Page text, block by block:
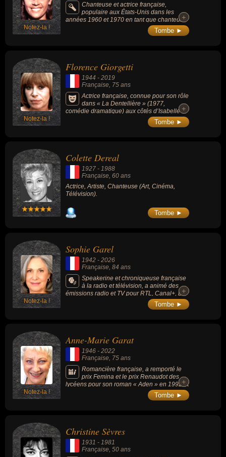
Notez-la !
Chanteuse et actrice française,
populaire aux États-Unis dans les
années 1960 et 1970 en tant que chanteuse
de pop et de bossa nova avec sa voix douce
et son accent français, actrice à la télévision
pour son mariage avec le chanteur
américain Andy Williams (avec qui elle a
formé un couple phare du show-business et
partagé de nombreuses apparitions
télévisées), sa vie a pris un tournant tragique
et hautement controversé en 1976 lorsqu'elle
a été impliquée dans la mort par balle de son
compagnon de l'époque, le champion
olympique de ski Vladimir « Spider » Sabich.
+
+
Tombe ►
Notez-la !
Florence Giorgetti
1944 - 2019
Française , 75 ans
Actrice française, connue pour son rôle
dans « La Dentellière » (1977,
comédie dramatique) aux côtés d’Isabelle +
+
Tombe ►
Colette Dereal
1927 - 1988
Française, 60 ans
Actrice, Artiste, Chanteuse (Art, Cinéma,
Télévision).
Tombe ►
Notez-la !
Sophie Garel
1942 - 2026
Française , 84 ans
Speakerine et chroniqueuse française
à la radio et télévision, a animé des
émissions radio et TV pour RTL, Canal+, La
Cinq et M6 ; a représenté le Luxembourg à
l'Eurovision de la chanson 1968 (en duo
tout dit" sur France 2 et "On va s'gêner" sur
Europe 1. Elle a également été sociétaire
des "Grosses Têtes" sur RTL.
+
+
Tombe ►
Notez-la !
Anne-Marie Garat
1946 - 2022
Française, 75 ans
Romancière française, a remporté le
prix Femina et le prix Renaudot des
lycéens pour son roman « Aden » en 1992 et
le prix Marguerite Audoux pour son roman «
+
+
Tombe ►
Christine Sèvres
1931 - 1981
Française , 50 ans